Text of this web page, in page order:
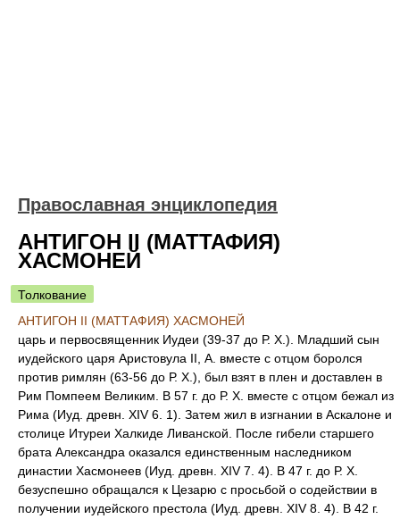
Православная энциклопедия
АНТИГОН II (МАТТАФИЯ)
ХАСМОНЕЙ
Толкование
АНТИГОН II (МАТТАФИЯ) ХАСМОНЕЙ
царь и первосвященник Иудеи (39-37 до Р. Х.). Младший сын
иудейского царя Аристовула II, А. вместе с отцом боролся
против римлян (63-56 до Р. Х.), был взят в плен и доставлен в
Рим Помпеем Великим. В 57 г. до Р. Х. вместе с отцом бежал из
Рима (Иуд. древн. XIV 6. 1). Затем жил в изгнании в Аскалоне и
столице Итуреи Халкиде Ливанской. После гибели старшего
брата Александра оказался единственным наследником
династии Хасмонеев (Иуд. древн. XIV 7. 4). В 47 г. до Р. Х.
безуспешно обращался к Цезарю с просьбой о содействии в
получении иудейского престола (Иуд. древн. XIV 8. 4). В 42 г.